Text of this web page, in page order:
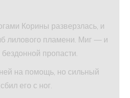
Корины разверзлась, и
лилового пламени. Миг — и
пропасти.
на помощь, но сильный
его с ног.